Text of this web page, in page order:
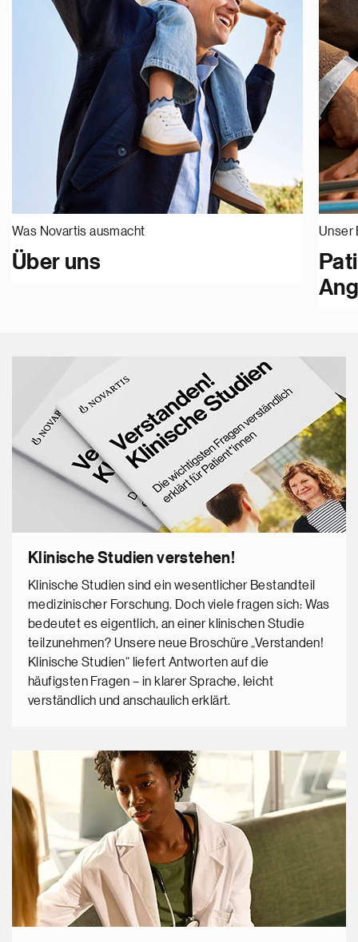
Was Novartis ausmacht
Über uns
Unser
Klinische Studien verstehen!
Klinische Studien sind ein wesentlicher Bestandteil
medizinischer Forschung. Doch viele fragen sich: Was
bedeutet es eigentlich, an einer klinischen Studie
teilzunehmen? Unsere neue Broschüre „Verstanden!
Klinische Studien“ liefert Antworten auf die
häufigsten Fragen – in klarer Sprache, leicht
verständlich und anschaulich erklärt.